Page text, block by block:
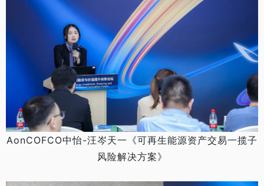
AonCOFCO中怡-汪岑天一《可再生能源资产交易一揽子
风险解决方案》